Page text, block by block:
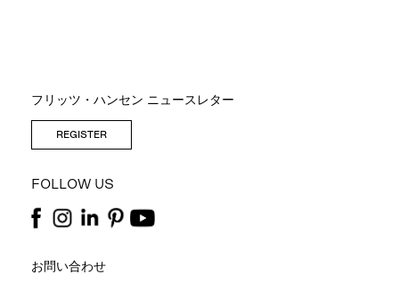
フリッツ・ハンセン ニュースレター
REGISTER
FOLLOW US
お問い合わせ